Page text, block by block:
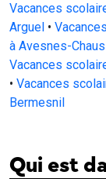
Vacances
Arguel •
à Avesnes-
Vacances
• Vacances
Bermesnil
Qui est